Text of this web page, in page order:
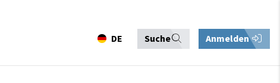
DE Suche Anmelden